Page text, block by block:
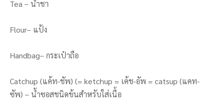
Tea – น้ำชา
Flour– แป้ง
Handbag– กระเป๋าถือ
Catchup (แค้ท-ชัพ) (= ketchup = เค้ช-อัพ = catsup (แคท-
ซัพ) – น้ำซอสชนิดข้นสำหรับใส่เนื้อ